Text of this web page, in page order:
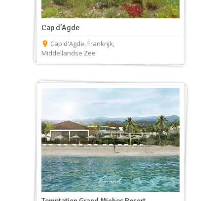
Cap d’Agde
Cap d'Agde, Frankrijk,
Middellandse Zee